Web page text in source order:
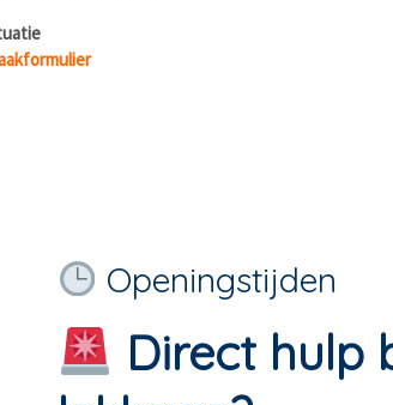
Openingstijden
Direct hulp